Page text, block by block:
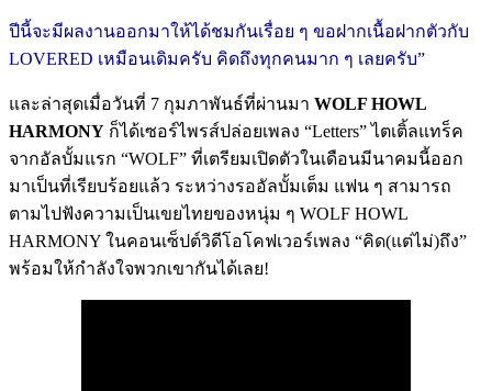
ปีนี้จะมีผลงานออกมาให้ได้ชมกันเรื่อย ๆ ขอฝากเนื้อฝากตัวกับ
LOVERED เหมือนเดิมครับ คิดถึงทุกคนมาก ๆ เลยครับ”
และล่าสุดเมื่อวันที่ 7 กุมภาพันธ์ที่ผ่านมา WOLF HOWL
HARMONY ก็ได้เซอร์ไพรส์ปล่อยเพลง “Letters” ไตเติ้ลแทร็ค
จากอัลบั้มแรก “WOLF” ที่เตรียมเปิดตัวในเดือนมีนาคมนี้ออก
มาเป็นที่เรียบร้อยแล้ว ระหว่างรออัลบั้มเต็ม แฟน ๆ สามารถ
ตามไปฟังความเป็นเขยไทยของหนุ่ม ๆ WOLF HOWL
HARMONY ในคอนเซ็ปต์วิดีโอโคฟเวอร์เพลง “คิด(แต่ไม่)ถึง”
พร้อมให้กำลังใจพวกเขากันได้เลย!